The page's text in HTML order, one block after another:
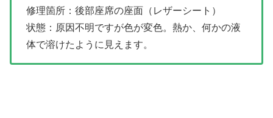
修理箇所：後部座席の座面（レザーシート）
状態：原因不明ですが色が変色。熱か、何かの液
体で溶けたように見えます。